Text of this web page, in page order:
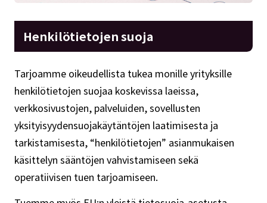
Henkilötietojen suoja
Tarjoamme oikeudellista tukea monille yrityksille
henkilötietojen suojaa koskevissa laeissa,
verkkosivustojen, palveluiden, sovellusten
yksityisyydensuojakäytäntöjen laatimisesta ja
tarkistamisesta, “henkilötietojen” asianmukaisen
käsittelyn sääntöjen vahvistamiseen sekä
operatiivisen tuen tarjoamiseen.